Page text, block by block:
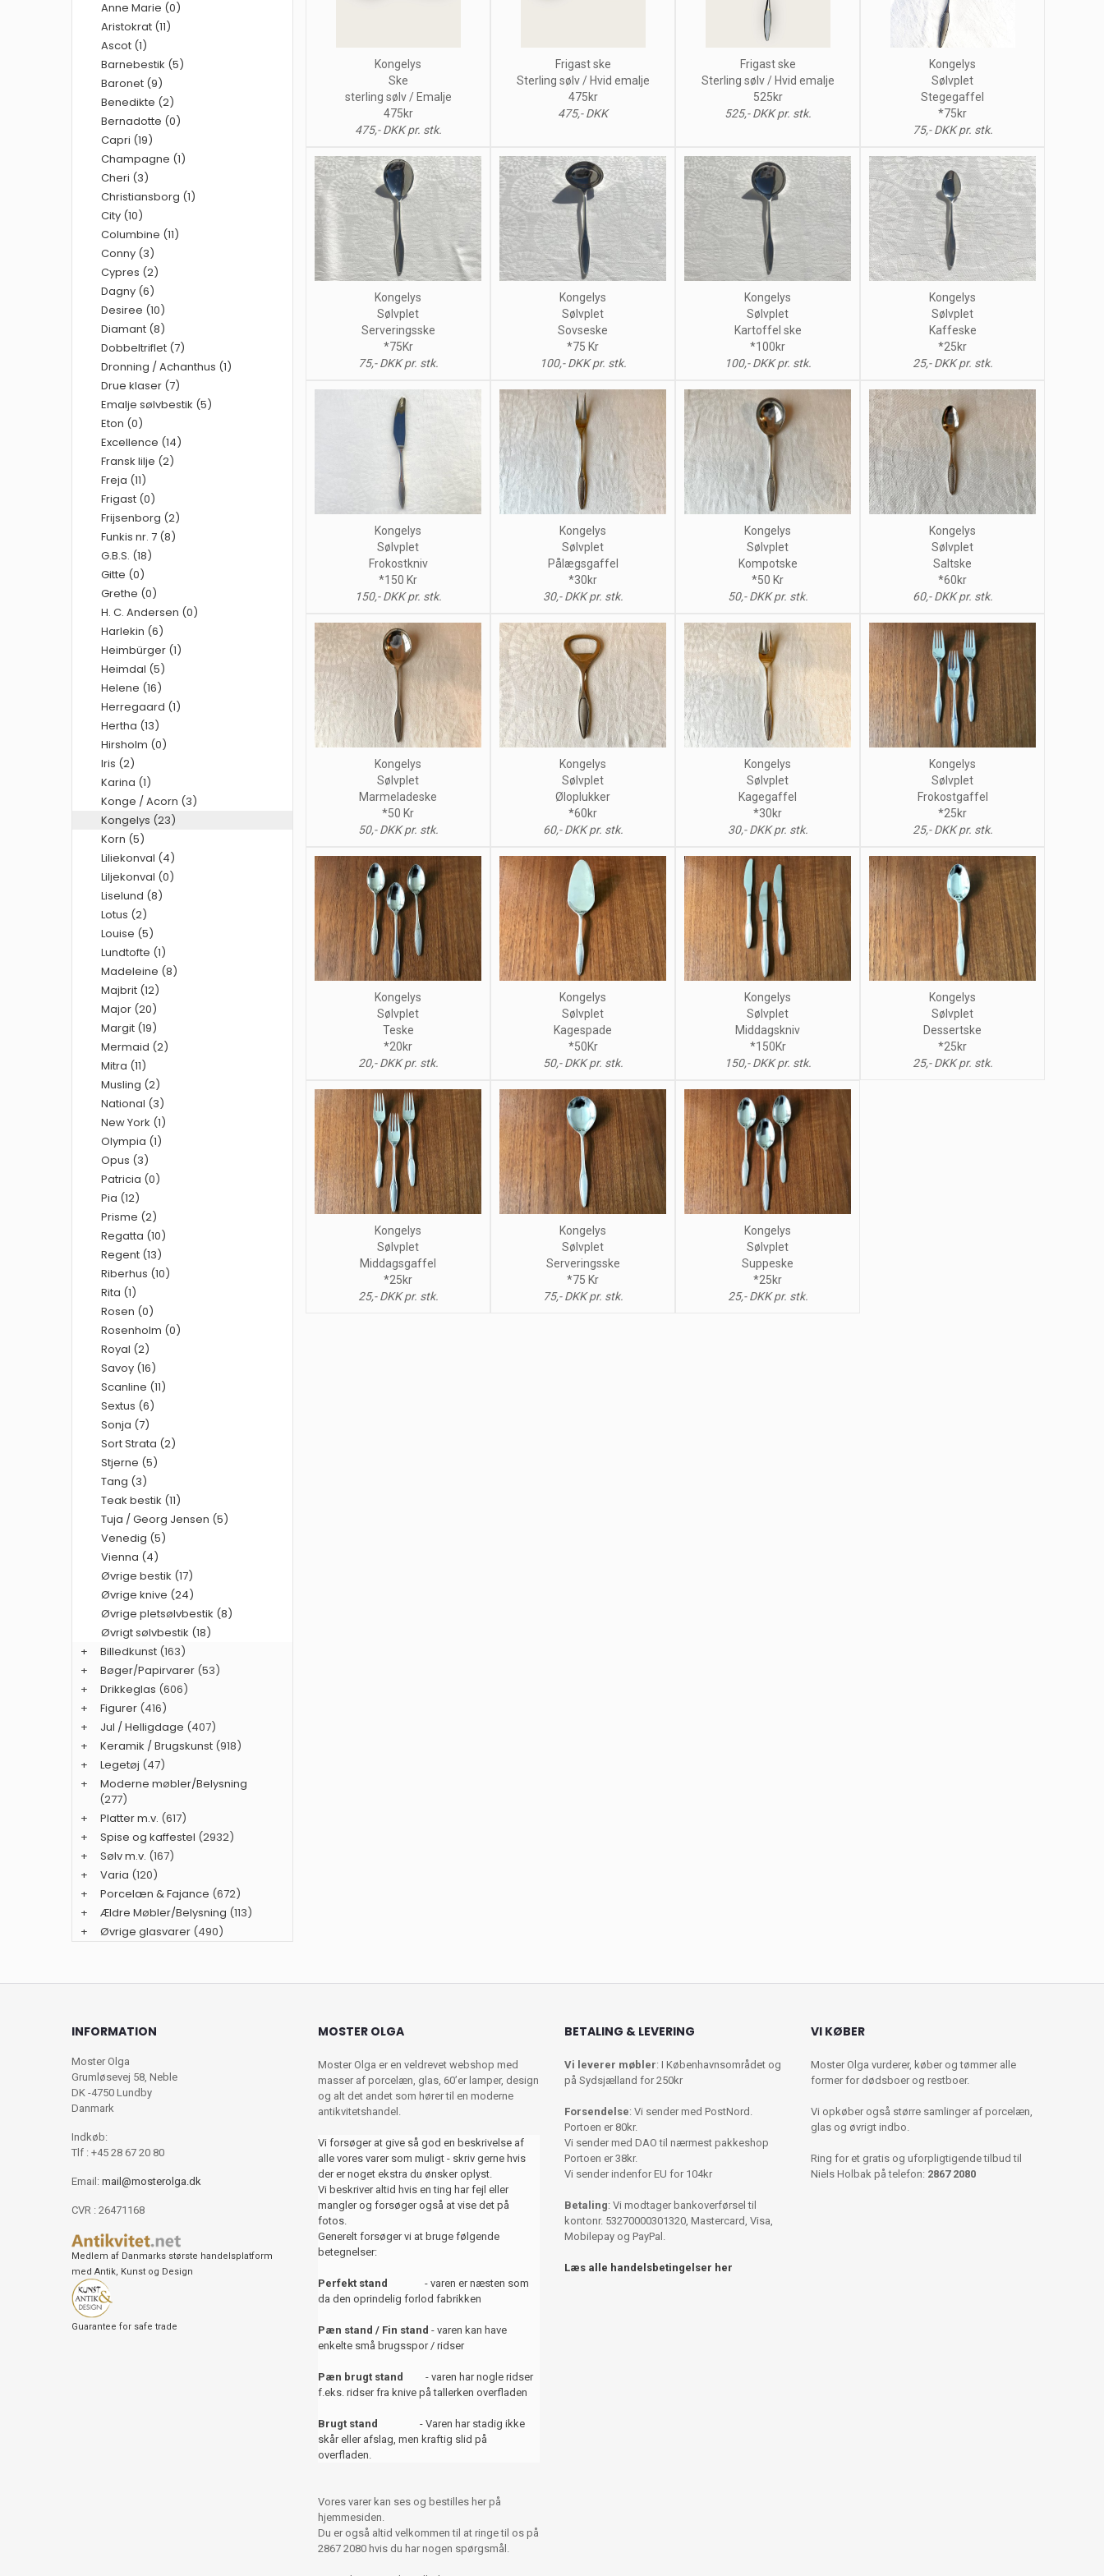
Kongelys
Ske
sterling sølv / Emalje
475kr
475,- DKK pr. stk.
Frigast ske
Sterling sølv / Hvid emalje
475kr
475,- DKK
Frigast ske
Sterling sølv / Hvid emalje
525kr
525,- DKK pr. stk.
Kongelys
Sølvplet
Stegegaffel
*75kr
75,- DKK pr. stk.
Kongelys
Sølvplet
Serveringsske
*75Kr
75,- DKK pr. stk.
Kongelys
Sølvplet
Sovseske
*75 Kr
100,- DKK pr. stk.
Kongelys
Sølvplet
Kartoffel ske
*100kr
100,- DKK pr. stk.
Kongelys
Sølvplet
Kaffeske
*25kr
25,- DKK pr. stk.
Kongelys
Sølvplet
Frokostkniv
*150 Kr
150,- DKK pr. stk.
Kongelys
Sølvplet
Pålægsgaffel
*30kr
30,- DKK pr. stk.
Kongelys
Sølvplet
Kompotske
*50 Kr
50,- DKK pr. stk.
Kongelys
Sølvplet
Saltske
*60kr
60,- DKK pr. stk.
Kongelys
Sølvplet
Marmeladeske
*50 Kr
50,- DKK pr. stk.
Kongelys
Sølvplet
Øloplukker
*60kr
60,- DKK pr. stk.
Kongelys
Sølvplet
Kagegaffel
*30kr
30,- DKK pr. stk.
Kongelys
Sølvplet
Frokostgaffel
*25kr
25,- DKK pr. stk.
Kongelys
Sølvplet
Teske
*20kr
20,- DKK pr. stk.
Kongelys
Sølvplet
Kagespade
*50Kr
50,- DKK pr. stk.
Kongelys
Sølvplet
Middagskniv
*150Kr
150,- DKK pr. stk.
Kongelys
Sølvplet
Dessertske
*25kr
25,- DKK pr. stk.
Kongelys
Sølvplet
Middagsgaffel
*25kr
25,- DKK pr. stk.
Kongelys
Sølvplet
Serveringsske
*75 Kr
75,- DKK pr. stk.
Kongelys
Sølvplet
Suppeske
*25kr
25,- DKK pr. stk.
Anne Marie (0)
Aristokrat (11)
Ascot (1)
Barnebestik (5)
Baronet (9)
Benedikte (2)
Bernadotte (0)
Capri (19)
Champagne (1)
Cheri (3)
Christiansborg (1)
City (10)
Columbine (11)
Conny (3)
Cypres (2)
Dagny (6)
Desiree (10)
Diamant (8)
Dobbeltriflet (7)
Dronning / Achanthus (1)
Drue klaser (7)
Emalje sølvbestik (5)
Eton (0)
Excellence (14)
Fransk lilje (2)
Freja (11)
Frigast (0)
Frijsenborg (2)
Funkis nr. 7 (8)
G.B.S. (18)
Gitte (0)
Grethe (0)
H. C. Andersen (0)
Harlekin (6)
Heimbürger (1)
Heimdal (5)
Helene (16)
Herregaard (1)
Hertha (13)
Hirsholm (0)
Iris (2)
Karina (1)
Konge / Acorn (3)
Kongelys (23)
Korn (5)
Liliekonval (4)
Liljekonval (0)
Liselund (8)
Lotus (2)
Louise (5)
Lundtofte (1)
Madeleine (8)
Majbrit (12)
Major (20)
Margit (19)
Mermaid (2)
Mitra (11)
Musling (2)
National (3)
New York (1)
Olympia (1)
Opus (3)
Patricia (0)
Pia (12)
Prisme (2)
Regatta (10)
Regent (13)
Riberhus (10)
Rita (1)
Rosen (0)
Rosenholm (0)
Royal (2)
Savoy (16)
Scanline (11)
Sextus (6)
Sonja (7)
Sort Strata (2)
Stjerne (5)
Tang (3)
Teak bestik (11)
Tuja / Georg Jensen (5)
Venedig (5)
Vienna (4)
Øvrige bestik (17)
Øvrige knive (24)
Øvrige pletsølvbestik (8)
Øvrigt sølvbestik (18)
+
Billedkunst (163)
+
Bøger/Papirvarer (53)
+
Drikkeglas (606)
+
Figurer (416)
+
Jul / Helligdage (407)
+
Keramik / Brugskunst (918)
+
Legetøj (47)
+
Moderne møbler/Belysning
(277)
+
Platter m.v. (617)
+
Spise og kaffestel (2932)
+
Sølv m.v. (167)
+
Varia (120)
+
Porcelæn & Fajance (672)
+
Ældre Møbler/Belysning (113)
+
Øvrige glasvarer (490)
INFORMATION
Moster Olga
Grumløsevej 58, Neble
DK -4750 Lundby
Danmark
Indkøb:
Tlf : +45 28 67 20 80
Email: mail@mosterolga.dk
CVR : 26471168
Medlem af Danmarks største handelsplatform
med Antik, Kunst og Design
Guarantee for safe trade
MOSTER OLGA
Moster Olga er en veldrevet webshop med
masser af porcelæn, glas, 60’er lamper, design
og alt det andet som hører til en moderne
antikvitetshandel.
Vi forsøger at give så god en beskrivelse af
alle vores varer som muligt - skriv gerne hvis
der er noget ekstra du ønsker oplyst.
Vi beskriver altid hvis en ting har fejl eller
mangler og forsøger også at vise det på
fotos.
Generelt forsøger vi at bruge følgende
betegnelser:
Perfekt stand
- varen er næsten som
da den oprindelig forlod fabrikken
Pæn stand / Fin stand - varen kan have
enkelte små brugsspor / ridser
Pæn brugt stand
- varen har nogle ridser
f.eks. ridser fra knive på tallerken overfladen
Brugt stand
- Varen har stadig ikke
skår eller afslag, men kraftig slid på
overfladen.
Vores varer kan ses og bestilles her på
hjemmesiden.
Du er også altid velkommen til at ringe til os på
2867 2080 hvis du har nogen spørgsmål.
BETALING & LEVERING
Vi leverer møbler: I Københavnsområdet og
på Sydsjælland for 250kr
Forsendelse: Vi sender med PostNord.
Portoen er 80kr.
Vi sender med DAO til nærmest pakkeshop
Portoen er 38kr.
Vi sender indenfor EU for 104kr
Betaling: Vi modtager bankoverførsel til
kontonr. 53270000301320, Mastercard, Visa,
Mobilepay og PayPal.
Læs alle handelsbetingelser her
VI KØBER
Moster Olga vurderer, køber og tømmer alle
former for dødsboer og restboer.
Vi opkøber også større samlinger af porcelæn,
glas og øvrigt indbo.
Ring for et gratis og uforpligtigende tilbud til
Niels Holbak på telefon: 2867 2080